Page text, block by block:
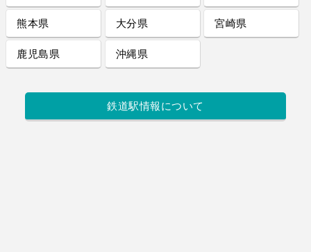
熊本県 大分県 宮崎県
鹿児島県 沖縄県
鉄道駅情報について